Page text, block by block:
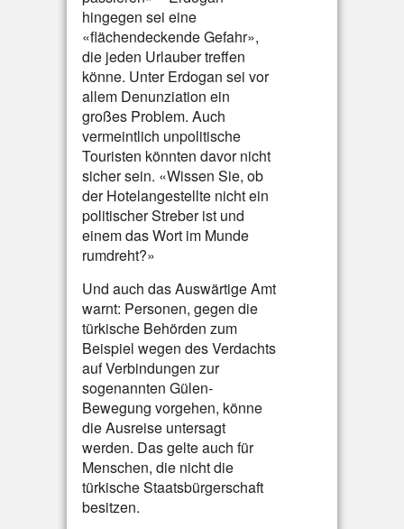
hingegen sei eine
«flächendeckende Gefahr»,
die jeden Urlauber treffen
könne. Unter Erdogan sei vor
allem Denunziation ein
großes Problem. Auch
vermeintlich unpolitische
Touristen könnten davor nicht
sicher sein. «Wissen Sie, ob
der Hotelangestellte nicht ein
politischer Streber ist und
einem das Wort im Munde
rumdreht?»
Und auch das Auswärtige Amt
warnt: Personen, gegen die
türkische Behörden zum
Beispiel wegen des Verdachts
auf Verbindungen zur
sogenannten Gülen-
Bewegung vorgehen, könne
die Ausreise untersagt
werden. Das gelte auch für
Menschen, die nicht die
türkische Staatsbürgerschaft
besitzen.